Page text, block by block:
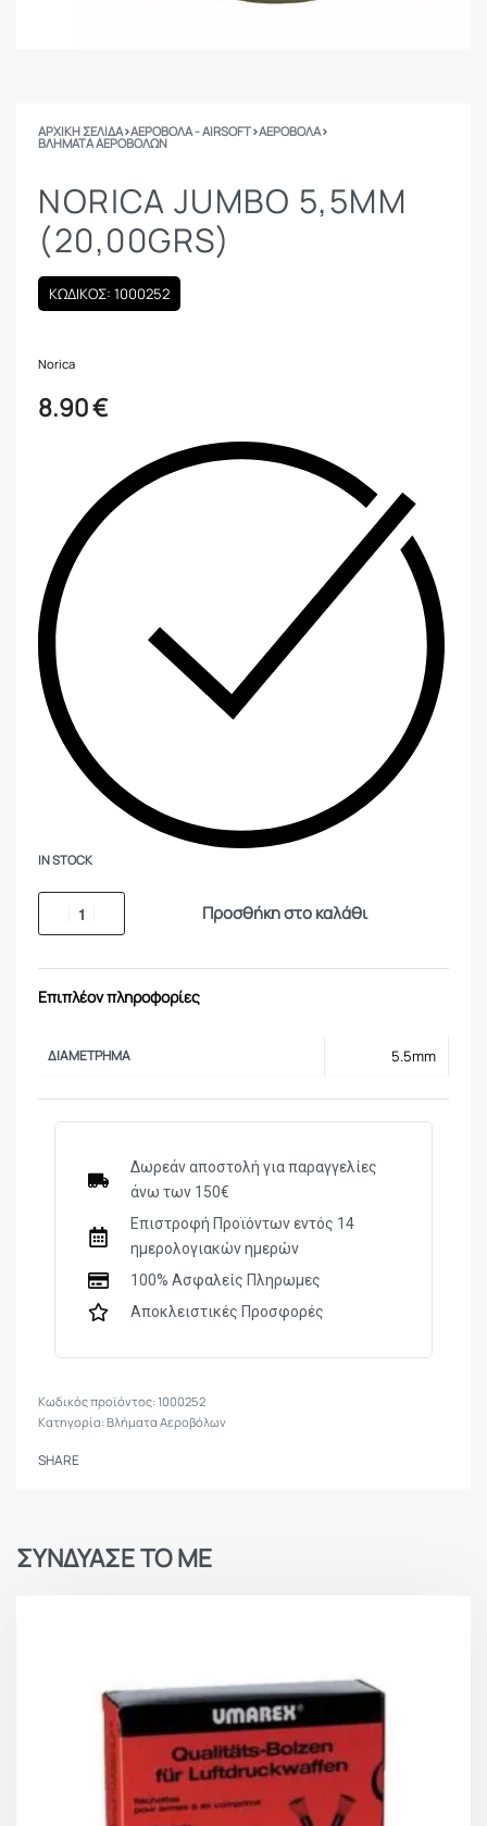
ΑΡΧΙΚΉ ΣΕΛΊΔΑ›ΑΕΡΟΒΟΛΑ - AIRSOFT›ΑΕΡΟΒΟΛΑ›
ΒΛΉΜΑΤΑ ΑΕΡΟΒΌΛΩΝ
NORICA JUMBO 5,5MM
(20,00GRS)
ΚΩΔΙΚΟΣ: 1000252
Norica
8.90€
IN STOCK
Προσθήκη στο καλάθι
Επιπλέον πληροφορίες
ΔΙΑΜΈΤΡΗΜΑ 5.5mm
Δωρεάν αποστολή για παραγγελίες
άνω των 150€
Επιστροφή Προϊόντων εντός 14
ημερολογιακών ημερών
100% Ασφαλείς Πληρωμες
Αποκλειστικές Προσφορές
1000252
Κατηγορία:Βλήματα Αεροβόλων
SHARE
ΣΥΝΔΥΑΣΕ ΤΟ ΜΕ